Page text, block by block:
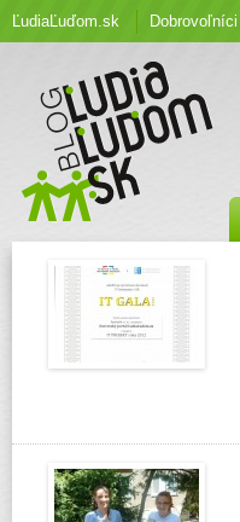
ĽudiaĽuďom.sk Dobrovoľníci